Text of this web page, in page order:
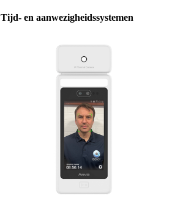
Tijd- en aanwezigheidssystemen